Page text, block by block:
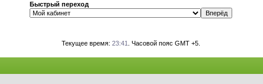
Быстрый переход
Текущее время: 23:41 . Часовой пояс GMT +5.